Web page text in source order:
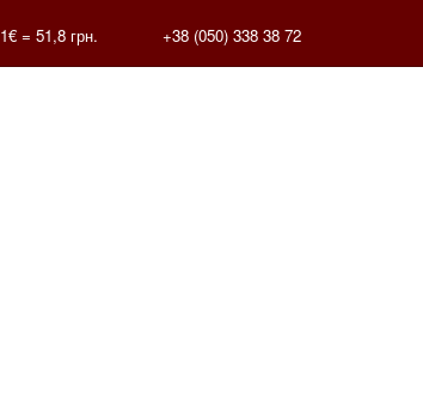
1€ = 51,8 грн. +38 (050) 338 38 72